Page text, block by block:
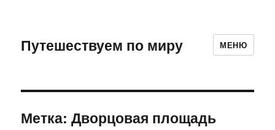
Путешествуем по миру МЕНЮ
Метка:Дворцовая площадь